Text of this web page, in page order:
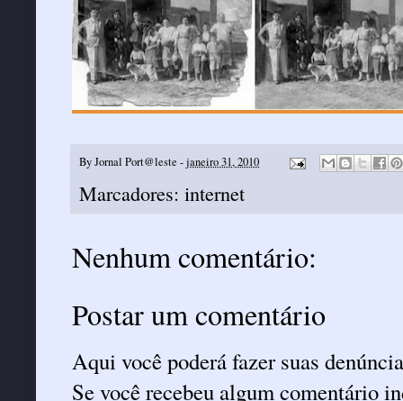
ByJornal Port@leste -janeiro 31, 2010
Marcadores: internet
Nenhum comentário:
Postar um comentário
Aqui você poderá fazer suas
Se você recebeu algum comentário